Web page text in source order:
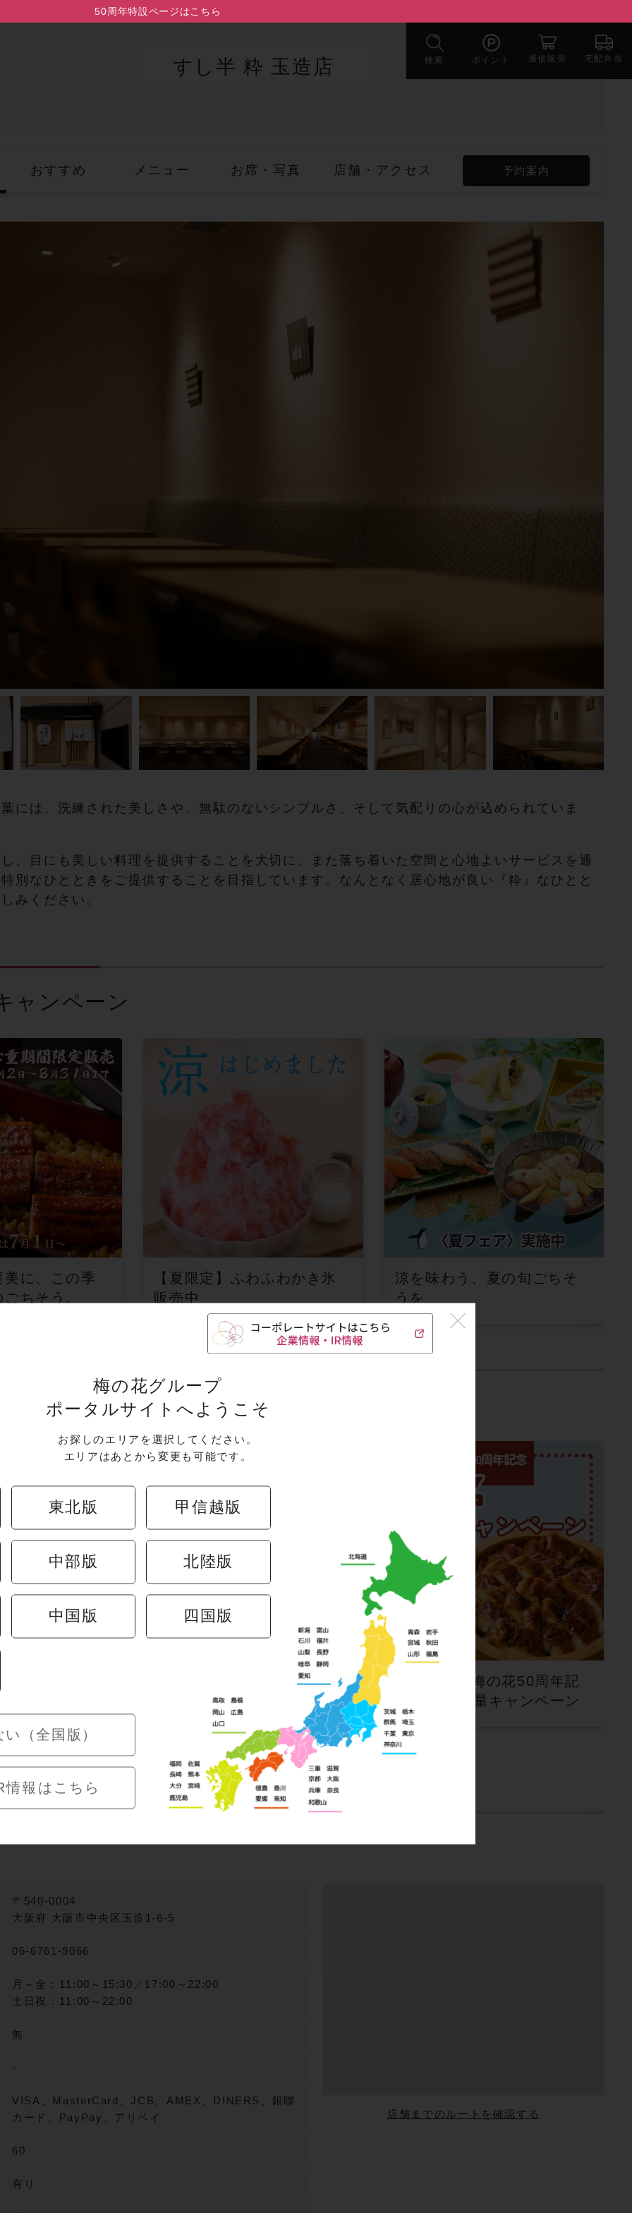
50周年特設ページはこちら
梅の花グループ
ポータルサイトへようこそ
お探しのエリアを選択してください。
エリアはあとから変更も可能です。
東北版 甲信越版
中部版 北陸版
中国版 四国版
（全国版）
報はこちら
検索 ポイント 通信販売 宅配弁当
すし半 粋 玉造店
おすすめ メニュー お席・写真 店舗・アクセス 予約案内
には、洗練された美しさや、無駄のないシンプルさ、そして気配りの心が込められていま
、目にも美しい料理を提供することを大切に、また落ち着いた空間と心地よいサービスを通
別なひとときをご提供することを目指しています。なんとなく居心地が良い『粋』なひとと
みください。
ャンペーン
に、この季
ちそう。
【夏限定】ふわふわかき氷
販売中
信州深層天然水の氷を使用🍧
涼を味わう、夏の旬ごちそ
うを
ャンペーン
🎐【すし半粋 玉造店】夏休
み限定企画 開催中！
【すし半】梅の花50周年記
念！50％増量キャンペーン
〒540-0004
大阪府 大阪市中央区玉造1-6-5
06-6761-9066
月～金：11:00～15:30／17:00～22:00
土日祝：11:00～22:00
無
-
VISA、MasterCard、JCB、AMEX、DINERS、銀聯
カード、PayPay、アリペイ
60
有り
店舗までのルートを確認する